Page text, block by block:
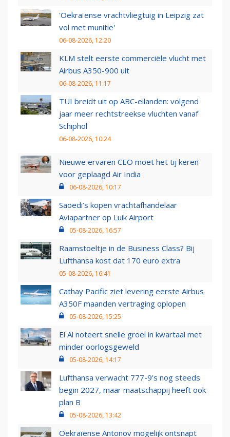
'Oekraïense vrachtvliegtuig in Leipzig zat
vol met munitie'
06-08-2026, 12:20
KLM stelt eerste commerciële vlucht met
Airbus A350-900 uit
06-08-2026, 11:17
TUI breidt uit op ABC-eilanden: volgend
jaar meer rechtstreekse vluchten vanaf
Schiphol
06-08-2026, 10:24
Nieuwe ervaren CEO moet het tij keren
voor geplaagd Air India
06-08-2026, 10:17
Saoedi’s kopen vrachtafhandelaar
Aviapartner op Luik Airport
05-08-2026, 16:57
Raamstoeltje in de Business Class? Bij
Lufthansa kost dat 170 euro extra
05-08-2026, 16:41
Cathay Pacific ziet levering eerste Airbus
A350F maanden vertraging oplopen
05-08-2026, 15:25
El Al noteert snelle groei in kwartaal met
minder oorlogsgeweld
05-08-2026, 14:17
Lufthansa verwacht 777-9’s nog steeds
begin 2027, maar maatschappij heeft ook
plan B
05-08-2026, 13:42
Oekraïense Antonov mogelijk ontsnapt